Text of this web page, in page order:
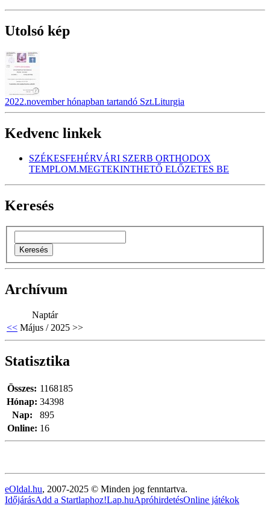
Utolsó kép
2022.november hónapban tartandó Szt.Liturgia
Kedvenc linkek
SZÉKESFEHÉRVÁRI SZERB ORTHODOX
TEMPLOM.MEGTEKINTHETŐ ELŐZETES BE
Keresés
Archívum
Naptár
<< Május / 2025 >>
Statisztika
Online: 16
Összes: 1168185
Hónap: 34398
Nap:
895
eOldal.hu, 2007-2025 © Minden jog fenntartva.
IdőjárásAdd a Startlaphoz!Lap.huApróhirdetésOnline játékok